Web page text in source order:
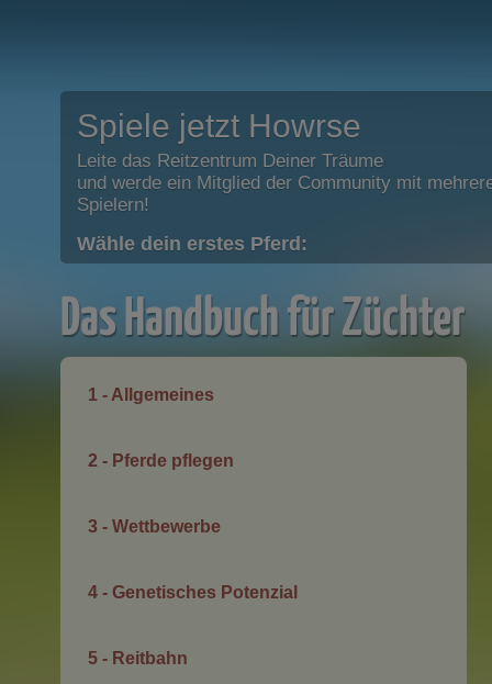
Spiele jetzt Howrse
Leite das Reitzentrum Deiner Träume
und werde ein Mitglied der Community mit
Spielern!
Wähle dein erstes Pferd:
Das Handbuch für Züchter
1 - Allgemeines
2 - Pferde pflegen
3 - Wettbewerbe
4 - Genetisches Potenzial
5 - Reitbahn